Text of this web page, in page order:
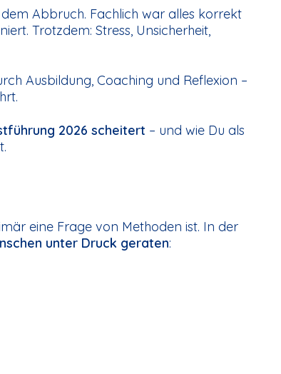
Abbruch. Fachlich war alles korrekt
Trotzdem: Stress, Unsicherheit,
Ausbildung, Coaching und Reflexion –
2026 scheitert – und wie Du als
eine Frage von Methoden ist. In der
unter Druck geraten: